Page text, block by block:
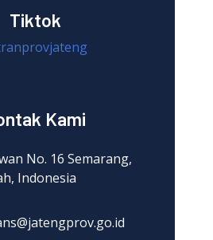
Tiktok
Kami
No. 16 Semarang,
Indonesia